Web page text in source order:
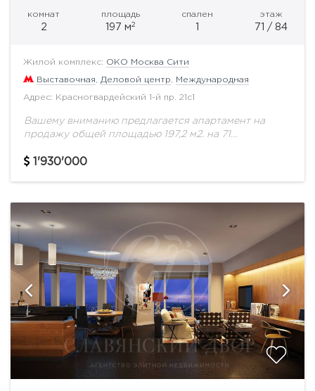
комнат
2
площадь
197 м2
спален
1
этаж
71 / 84
Жилой комплекс: ОКО Москва Сити
Выставочная Деловой центр Международная
Адрес: Красногвардейский 1-й пр. 21с1
Вашему вниманию предлагается апартамент на
продажу общей площадью 197,2 м2. на 71
авторским дизайн-проектам, качественный ремонт,
1'930'000